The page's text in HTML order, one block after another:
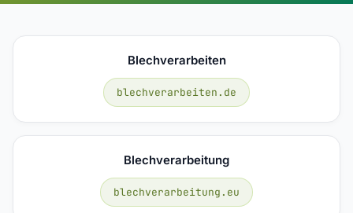
Blechverarbeiten
blechverarbeiten.de
Blechverarbeitung
blechverarbeitung.eu